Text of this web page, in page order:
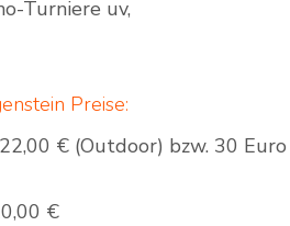
Turniere uv,
Preise:
€ (Outdoor) bzw. 30 Euro
€